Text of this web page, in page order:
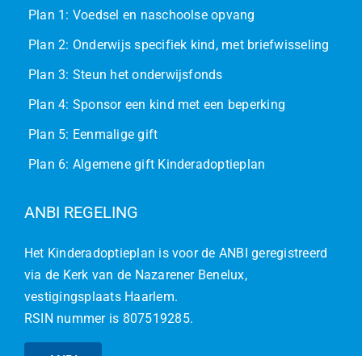
Plan 1: Voedsel en naschoolse opvang
Plan 2: Onderwijs specifiek kind, met briefwisseling
Plan 3: Steun het onderwijsfonds
Plan 4: Sponsor een kind met een beperking
Plan 5: Eenmalige gift
Plan 6: Algemene gift Kinderadoptieplan
ANBI REGELING
Het Kinderadoptieplan is voor de ANBI geregistreerd
via de Kerk van de Nazarener Benelux,
vestigingsplaats Haarlem.
RSIN nummer is 807519285.